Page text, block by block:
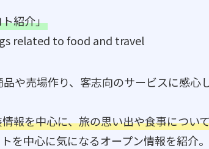
紹介」
related to food and travel
や売場作り、客志向のサービスに感心
報を中心に、旅の思い出や食事につい
を中心に気になるオープン情報を紹介。